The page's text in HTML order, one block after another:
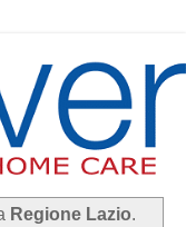
Regione Lazio.